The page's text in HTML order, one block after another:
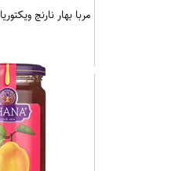
مربا بهار نارنج ویکتوریا 245 گرمی موسوي